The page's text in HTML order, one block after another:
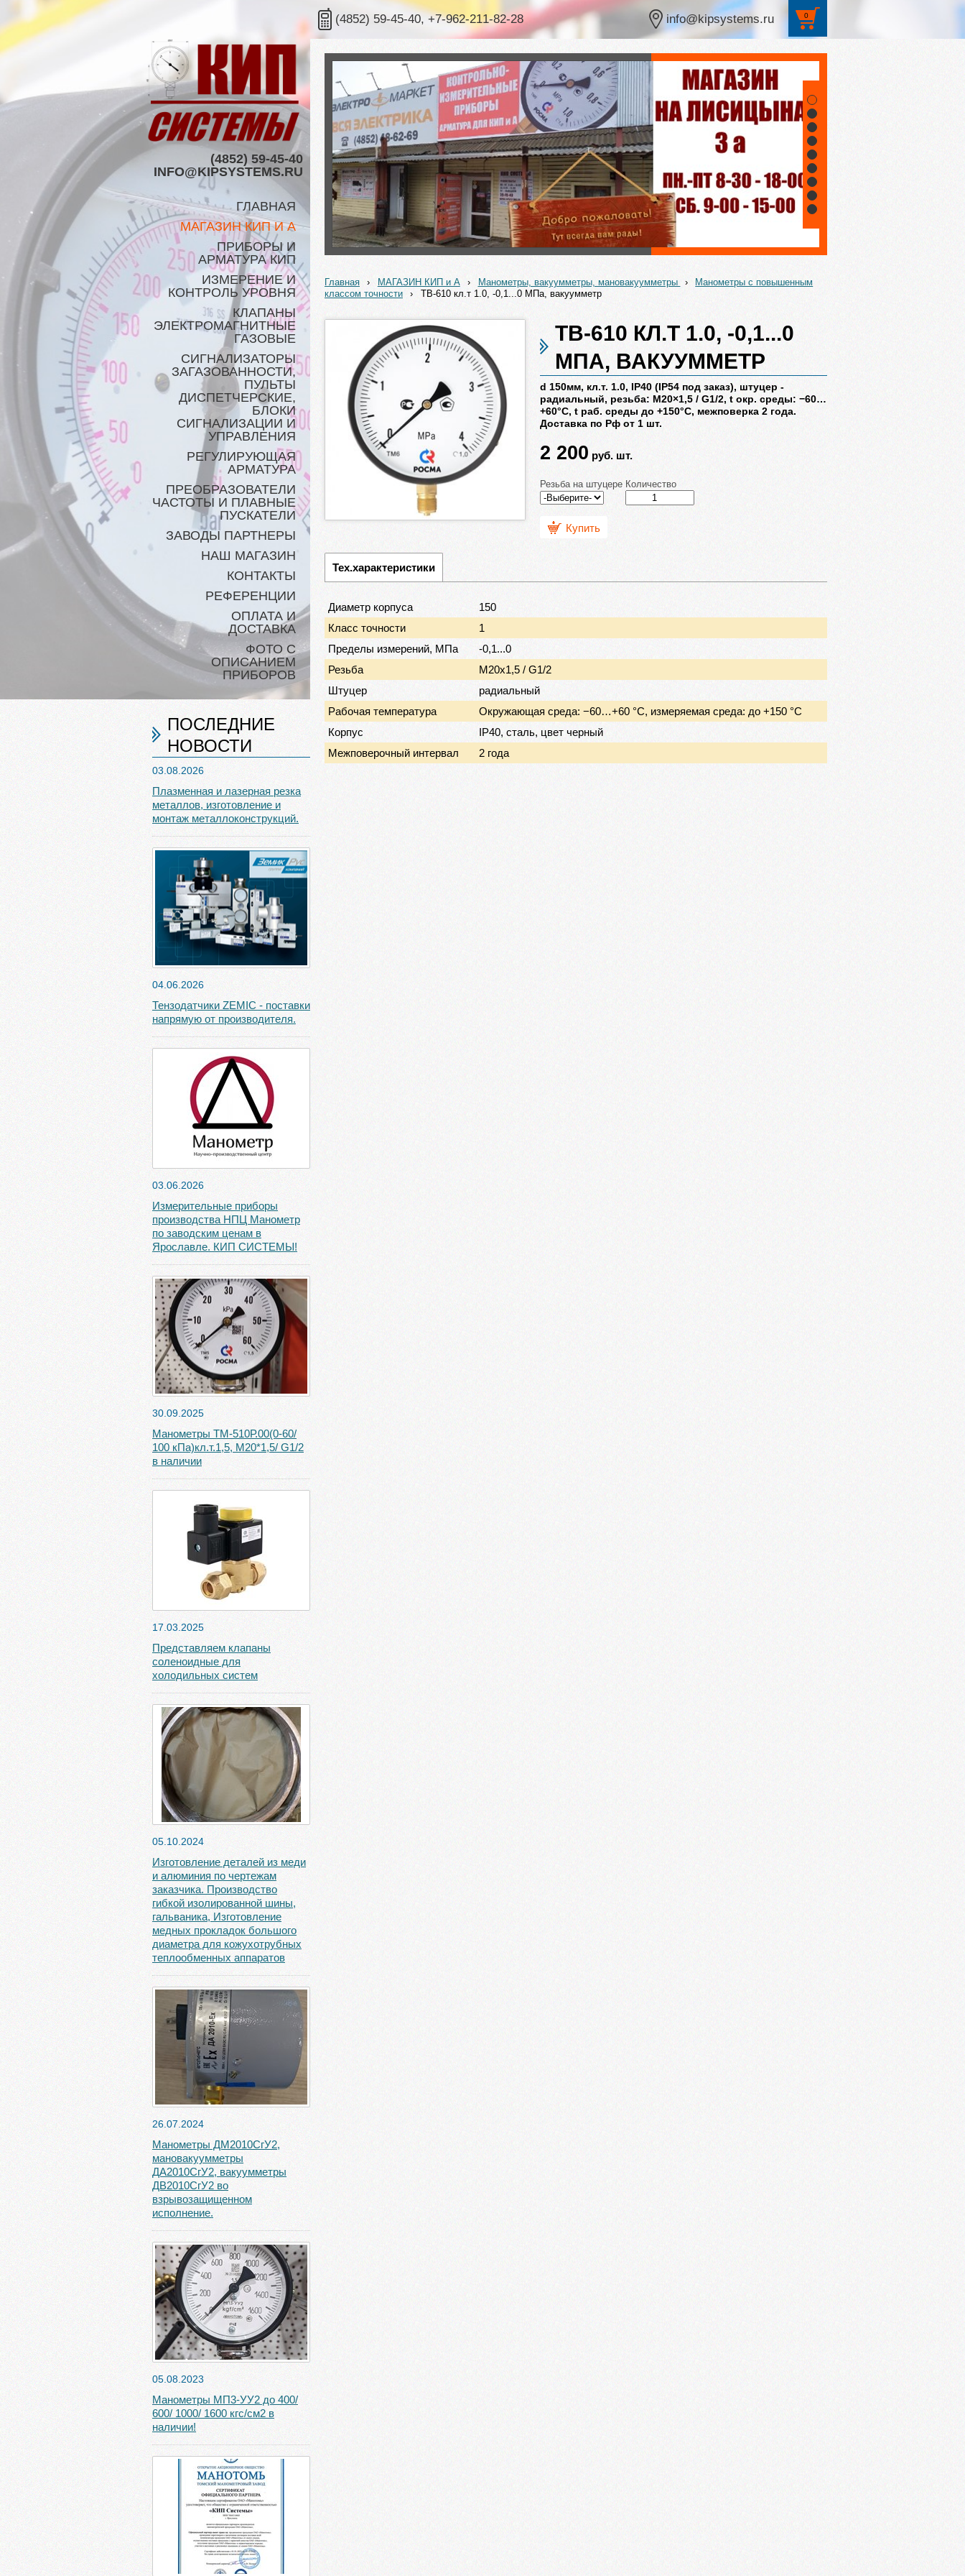
0
(4852) 59-45-40, +7-962-211-82-28 info@kipsystems.ru
(4852) 59-45-40
INFO@KIPSYSTEMS.RU
ГЛАВНАЯ
МАГАЗИН КИП И А
ПРИБОРЫ И
АРМАТУРА КИП
ИЗМЕРЕНИЕ И
КОНТРОЛЬ УРОВНЯ
КЛАПАНЫ
ЭЛЕКТРОМАГНИТНЫЕ
ГАЗОВЫЕ
СИГНАЛИЗАТОРЫ
ЗАГАЗОВАННОСТИ,
ПУЛЬТЫ
ДИСПЕТЧЕРСКИЕ,
БЛОКИ
СИГНАЛИЗАЦИИ И
УПРАВЛЕНИЯ
РЕГУЛИРУЮЩАЯ
АРМАТУРА
ПРЕОБРАЗОВАТЕЛИ
ЧАСТОТЫ И ПЛАВНЫЕ
ПУСКАТЕЛИ
ЗАВОДЫ ПАРТНЕРЫ
НАШ МАГАЗИН
КОНТАКТЫ
РЕФЕРЕНЦИИ
ОПЛАТА И
ДОСТАВКА
ФОТО С
ОПИСАНИЕМ
ПРИБОРОВ
ПОСЛЕДНИЕ
НОВОСТИ
03.08.2026
Плазменная и лазерная резка
металлов, изготовление и
монтаж металлоконструкций.
04.06.2026
Тензодатчики ZEMIC - поставки
напрямую от производителя.
03.06.2026
Измерительные приборы
производства НПЦ Манометр
по заводским ценам в
Ярославле. КИП СИСТЕМЫ!
30.09.2025
Манометры ТМ-510Р.00(0-60/
100 кПа)кл.т.1,5, М20*1,5/ G1/2
в наличии
17.03.2025
Представляем клапаны
соленоидные для
холодильных систем
05.10.2024
Изготовление деталей из меди
и алюминия по чертежам
заказчика. Производство
гибкой изолированной шины,
гальваника, Изготовление
медных прокладок большого
диаметра для кожухотрубных
теплообменных аппаратов
26.07.2024
Манометры ДМ2010СгУ2,
мановакуумметры
ДА2010СгУ2, вакуумметры
ДВ2010СгУ2 во
взрывозащищенном
исполнение.
05.08.2023
Манометры МП3-УУ2 до 400/
600/ 1000/ 1600 кгс/см2 в
наличии!
1
2
3
4
5
6
7
8
9
Главная › МАГАЗИН КИП и А › Манометры, вакуумметры, мановакуумметры ›
Манометры с повышенным
классом точности
› ТВ-610 кл.т 1.0, -0,1...0 МПа, вакуумметр
ТВ-610 КЛ.Т 1.0, -0,1...0
МПА, ВАКУУММЕТР
d 150мм, кл.т. 1.0, IP40 (IP54 под заказ), штуцер -
радиальный, резьба: М20×1,5 / G1/2, t окр. среды: −60…
+60°C, t раб. среды до +150°C, межповерка 2 года.
Доставка по Рф от 1 шт.
2 200 руб. шт.
Резьба на штуцере Количество
Купить
Тех.характеристики
Диаметр корпуса
150
Класс точности
1
Пределы измерений, МПа
-0,1...0
Резьба
М20х1,5 / G1/2
Штуцер
радиальный
Рабочая температура
Окружающая среда: −60…+60 °C, измеряемая среда: до +150 °C
Корпус
IP40, сталь, цвет черный
Межповерочный интервал
2 года